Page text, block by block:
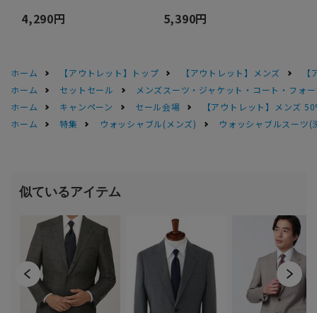
4,290円 5,390円
ホーム 【アウトレット】トップ 【アウトレット】メンズ
ホーム
セットセール
メンズスーツ・ジャケット・コート・フォ
ホーム
キャンペーン セール会場
【アウトレット】メンズ
ホーム
特集 ウォッシャブル(メンズ) ウォッシャブルスーツ(